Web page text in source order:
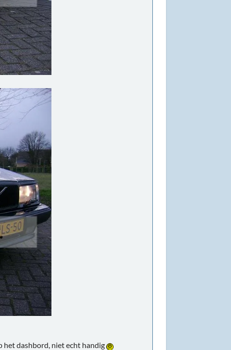
het dashbord, niet echt handig